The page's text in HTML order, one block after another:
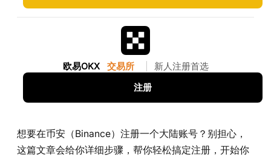
欧易OKX 交易所 新人注册首选
注册
想要在币安（Binance）注册一个大陆账号？别担心，
这篇文章会给你详细步骤，帮你轻松搞定注册，开始你